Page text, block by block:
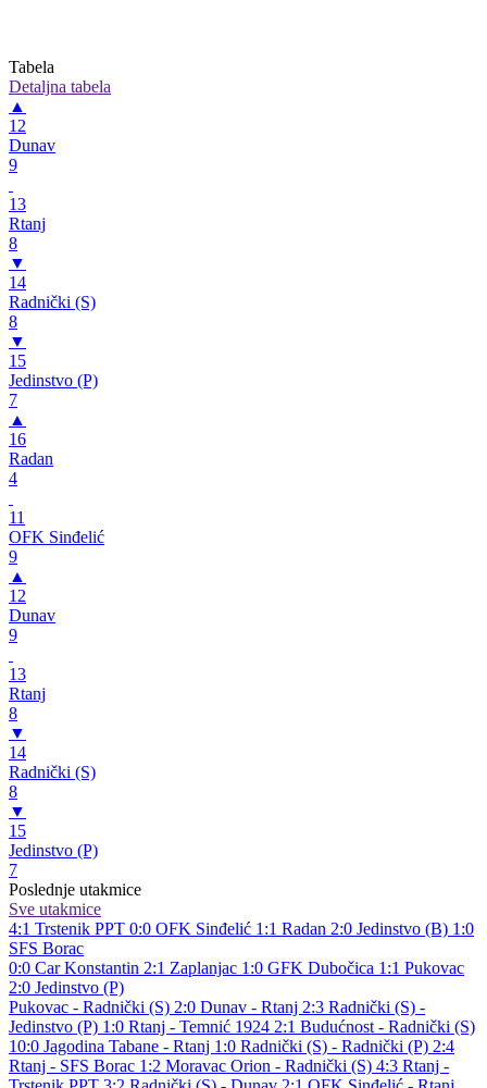
Tabela
Detaljna tabela
▲
12
Dunav
9
13
Rtanj
8
▼
14
Radnički (S)
8
▼
15
Jedinstvo (P)
7
▲
16
Radan
4
11
OFK Sinđelić
9
▲
12
Dunav
9
13
Rtanj
8
▼
14
Radnički (S)
8
▼
15
Jedinstvo (P)
7
Poslednje utakmice
Sve utakmice
4:1 Trstenik PPT 0:0 OFK Sinđelić 1:1 Radan 2:0 Jedinstvo (B) 1:0
SFS Borac
0:0 Car Konstantin 2:1 Zaplanjac 1:0 GFK Dubočica 1:1 Pukovac
2:0 Jedinstvo (P)
Pukovac - Radnički (S) 2:0 Dunav - Rtanj 2:3 Radnički (S) -
Jedinstvo (P) 1:0 Rtanj - Temnić 1924 2:1 Budućnost - Radnički (S)
10:0 Jagodina Tabane - Rtanj 1:0 Radnički (S) - Radnički (P) 2:4
Rtanj - SFS Borac 1:2 Moravac Orion - Radnički (S) 4:3 Rtanj -